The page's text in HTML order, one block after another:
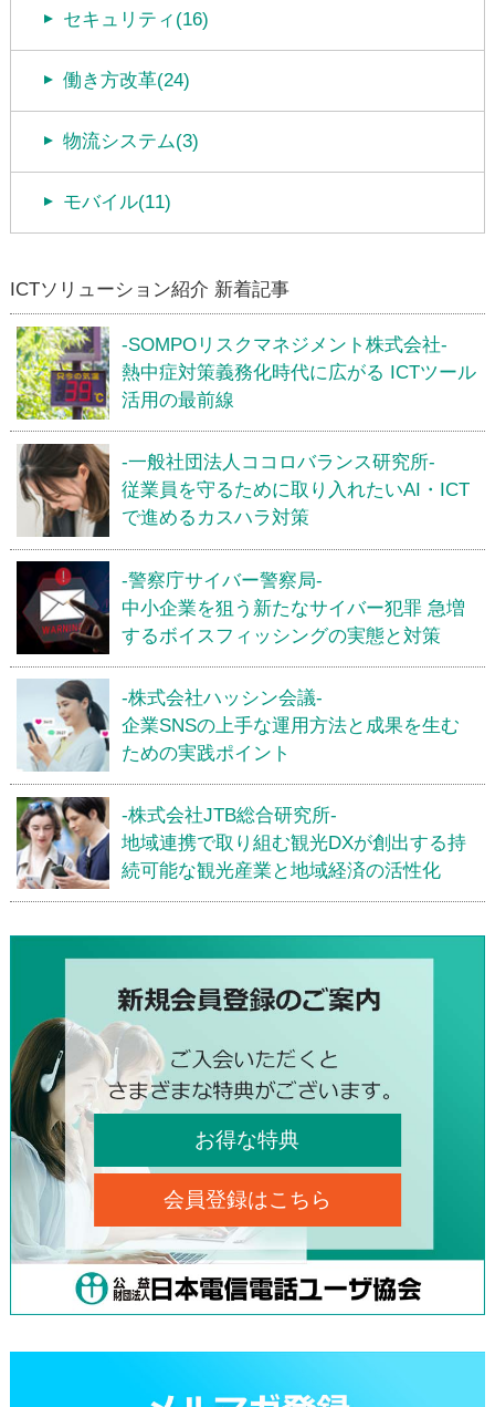
セキュリティ(16)
働き方改革(24)
物流システム(3)
モバイル(11)
ICTソリューション紹介 新着記事
-SOMPOリスクマネジメント株式会社-
熱中症対策義務化時代に広がる ICTツール
活用の最前線
-一般社団法人ココロバランス研究所-
従業員を守るために取り入れたいAI・ICT
で進めるカスハラ対策
-警察庁サイバー警察局-
中小企業を狙う新たなサイバー犯罪 急増
するボイスフィッシングの実態と対策
-株式会社ハッシン会議-
企業SNSの上手な運用方法と成果を生む
ための実践ポイント
-株式会社JTB総合研究所-
地域連携で取り組む観光DXが創出する持
続可能な観光産業と地域経済の活性化
お得な特典
会員登録はこちら